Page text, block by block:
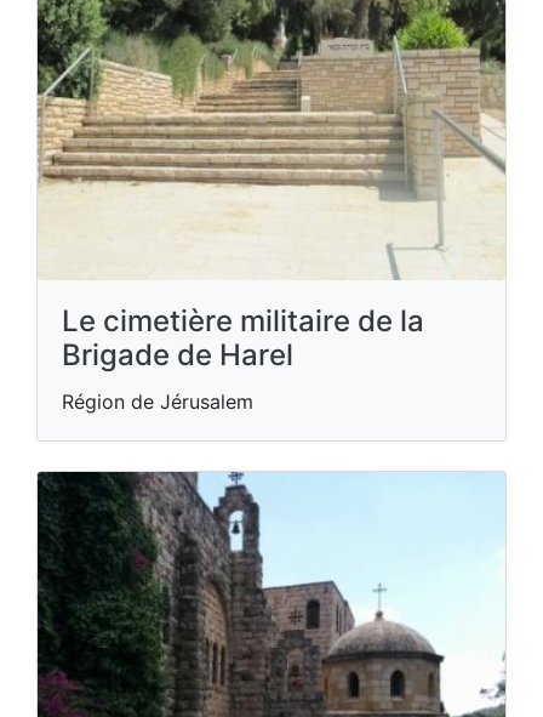
Le cimetière militaire de la
Brigade de Harel
Région de Jérusalem